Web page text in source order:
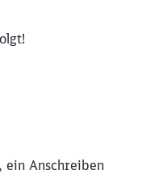
Anschreiben